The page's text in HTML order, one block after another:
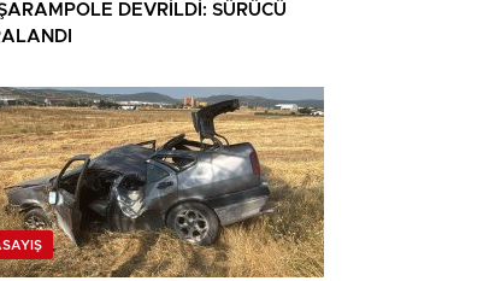
DEVRİLDİ: SÜRÜCÜ